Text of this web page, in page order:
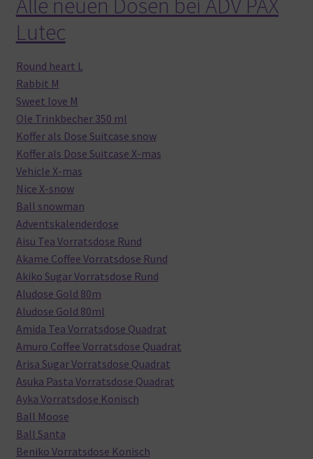
Lutec
Round heart L
Rabbit M
Sweet love M
Ole Trinkbecher 350 ml
Koffer als Dose Suitcase snow
Koffer als Dose Suitcase X-mas
Vehicle X-mas
Nice X-snow
Ball snowman
Adventskalenderdose
Aisu Tea Vorratsdose Rund
Akame Coffee Vorratsdose Rund
Akiko Sugar Vorratsdose Rund
Aludose Gold 80m
Aludose Gold 80ml
Amida Tea Vorratsdose Quadrat
Amuro Coffee Vorratsdose Quadrat
Arisa Sugar Vorratsdose Quadrat
Asuka Pasta Vorratsdose Quadrat
Ayka Vorratsdose Konisch
Ball Moose
Ball Santa
Beniko Vorratsdose Konisch